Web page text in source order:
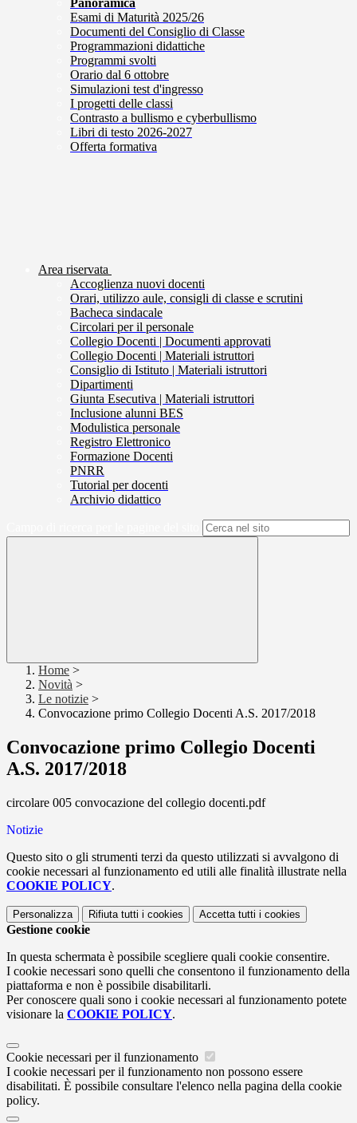
Panoramica
Esami di Maturità 2025/26
Documenti del Consiglio di Classe
Programmazioni didattiche
Programmi svolti
Orario dal 6 ottobre
Simulazioni test d'ingresso
I progetti delle classi
Contrasto a bullismo e cyberbullismo
Libri di testo 2026-2027
Offerta formativa
Area riservata
Accoglienza nuovi docenti
Orari, utilizzo aule, consigli di classe e scrutini
Bacheca sindacale
Circolari per il personale
Collegio Docenti | Documenti approvati
Collegio Docenti | Materiali istruttori
Consiglio di Istituto | Materiali istruttori
Dipartimenti
Giunta Esecutiva | Materiali istruttori
Inclusione alunni BES
Modulistica personale
Registro Elettronico
Formazione Docenti
PNRR
Tutorial per docenti
Archivio didattico
Home >
Novità >
Le notizie >
Convocazione primo Collegio Docenti A.S. 2017/2018
Convocazione primo Collegio Docenti
A.S. 2017/2018
circolare 005 convocazione del collegio docenti.pdf
Notizie
Questo sito o gli strumenti terzi da questo utilizzati si avvalgono di
cookie necessari al funzionamento ed utili alle finalità illustrate nella
COOKIE POLICY.
Personalizza Rifiuta tutti i cookies Accetta tutti i cookies
Gestione cookie
In questa schermata è possibile scegliere quali cookie consentire.
I cookie necessari sono quelli che consentono il funzionamento della
piattaforma e non è possibile disabilitarli.
Per conoscere quali sono i cookie necessari al funzionamento potete
visionare la COOKIE POLICY.
Cookie necessari per il funzionamento
I cookie necessari per il funzionamento non possono essere
disabilitati. È possibile consultare l'elenco nella pagina della cookie
policy.